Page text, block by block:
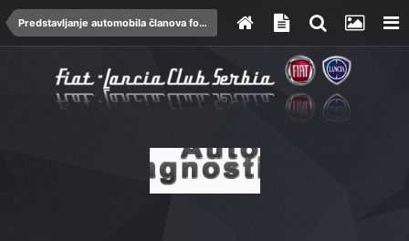
Predstavljanje automobila članova foruma